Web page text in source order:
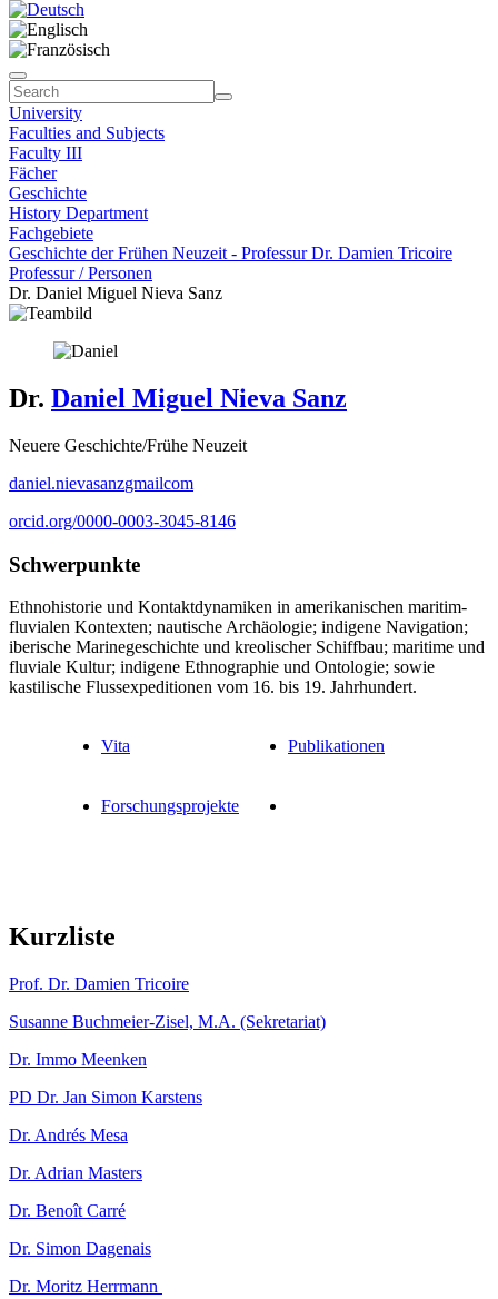
University
Faculties and Subjects
Faculty III
Fächer
Geschichte
History Department
Fachgebiete
Geschichte der Frühen Neuzeit - Professur Dr. Damien Tricoire
Professur / Personen
Dr. Daniel Miguel Nieva Sanz
Dr. Daniel Miguel Nieva Sanz
Neuere Geschichte/Frühe Neuzeit
daniel.nievasanzgmailcom
orcid.org/0000-0003-3045-8146
Schwerpunkte
Ethnohistorie und Kontaktdynamiken in amerikanischen maritim-
fluvialen Kontexten; nautische Archäologie; indigene Navigation;
iberische Marinegeschichte und kreolischer Schiffbau; maritime und
fluviale Kultur; indigene Ethnographie und Ontologie; sowie
kastilische Flussexpeditionen vom 16. bis 19. Jahrhundert.
Vita Publikationen
Forschungsprojekte
Kurzliste
Prof. Dr. Damien Tricoire
Susanne Buchmeier-Zisel, M.A. (Sekretariat)
Dr. Immo Meenken
PD Dr. Jan Simon Karstens
Dr. Andrés Mesa
Dr. Adrian Masters
Dr. Benoît Carré
Dr. Simon Dagenais
Dr. Moritz Herrmann